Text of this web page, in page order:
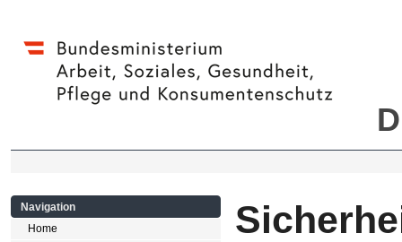
Navigation
Home